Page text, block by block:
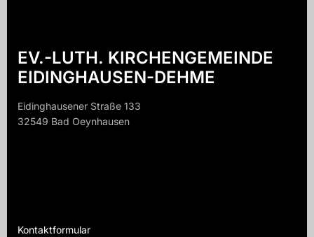
EV.-LUTH. KIRCHENGEMEINDE
EIDINGHAUSEN-DEHME
Eidinghausener Straße 133
32549 Bad Oeynhausen
Kontaktformular